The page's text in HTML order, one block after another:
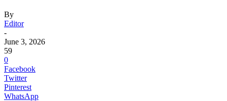
By
Editor
-
June 3, 2026
59
0
Facebook
Twitter
Pinterest
WhatsApp